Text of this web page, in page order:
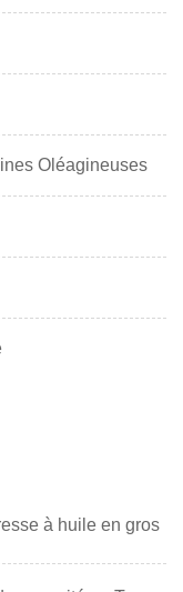
Oléagineuses
à huile en gros